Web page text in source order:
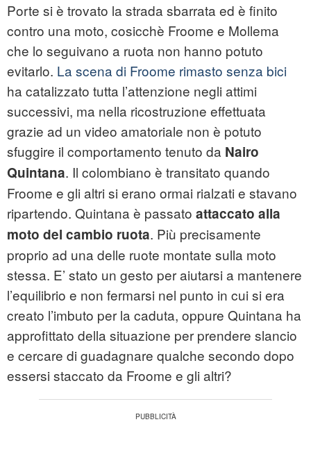
Porte si è trovato la strada sbarrata ed è finito
contro una moto, cosicchè Froome e Mollema
che lo seguivano a ruota non hanno potuto
evitarlo. La scena di Froome rimasto senza bici
ha catalizzato tutta l’attenzione negli attimi
successivi, ma nella ricostruzione effettuata
grazie ad un video amatoriale non è potuto
sfuggire il comportamento tenuto da Nairo
Quintana. Il colombiano è transitato quando
Froome e gli altri si erano ormai rialzati e stavano
ripartendo. Quintana è passato attaccato alla
moto del cambio ruota. Più precisamente
proprio ad una delle ruote montate sulla moto
stessa. E’ stato un gesto per aiutarsi a mantenere
l’equilibrio e non fermarsi nel punto in cui si era
creato l’imbuto per la caduta, oppure Quintana ha
approfittato della situazione per prendere slancio
e cercare di guadagnare qualche secondo dopo
essersi staccato da Froome e gli altri?